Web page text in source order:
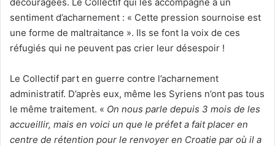
o
y
e
n
c
o
u
r
sentiment d’acharnement : « Cette pression sournoise est
une forme de maltraitance ». Ils se font la voix de ces
réfugiés qui ne peuvent pas crier leur désespoir !
Le Collectif part en guerre contre l’acharnement
administratif. D’après eux, même les Syriens n’ont pas tous
le même traitement. « On nous parle depuis 3 mois de les
accueillir, mais en voici un que le préfet a fait placer en
centre de rétention pour le renvoyer en Croatie par où il a